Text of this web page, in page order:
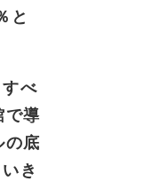
と
べ
で導
の底
き